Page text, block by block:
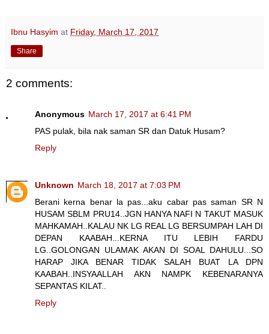
Ibnu Hasyim at Friday, March 17, 2017
Share
2 comments:
Anonymous March 17, 2017 at 6:41 PM
PAS pulak, bila nak saman SR dan Datuk Husam?
Reply
Unknown March 18, 2017 at 7:03 PM
Berani kerna benar la pas...aku cabar pas saman SR N
HUSAM SBLM PRU14..JGN HANYA NAFI N TAKUT MASUK
MAHKAMAH..KALAU NK LG REAL LG BERSUMPAH LAH DI
DEPAN KAABAH...KERNA ITU LEBIH FARDU
LG..GOLONGAN ULAMAK AKAN DI SOAL DAHULU...SO
HARAP JIKA BENAR TIDAK SALAH BUAT LA DPN
KAABAH..INSYAALLAH AKN NAMPK KEBENARANYA
SEPANTAS KILAT..
Reply